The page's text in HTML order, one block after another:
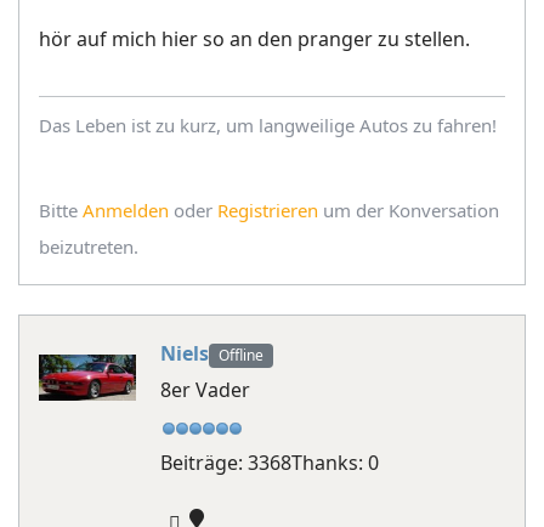
hör auf mich hier so an den pranger zu stellen.
Das Leben ist zu kurz, um langweilige Autos zu fahren!
Bitte Anmelden oder Registrieren um der Konversation
beizutreten.
Niels Offline
8er Vader
Beiträge: 3368Thanks: 0